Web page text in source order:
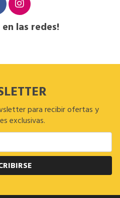
en las redes!
para recibir ofertas y
exclusivas.